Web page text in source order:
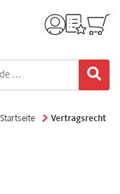
Startseite Vertragsrecht